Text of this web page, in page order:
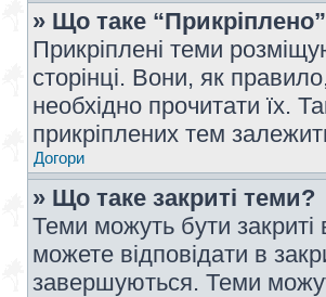
» Що таке
Прикріплені теми
сторінці. Вони, як
необхідно прочитати їх.
прикріплених тем
Догори
» Що таке закриті теми?
Теми можуть бути
можете відповідати в
завершуються. Теми